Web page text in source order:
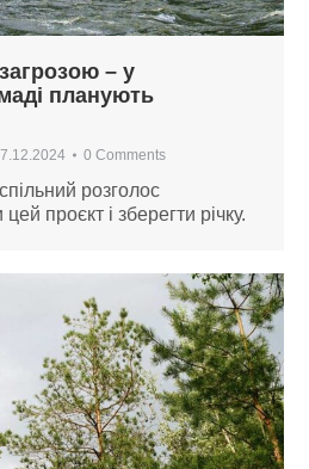
– у
планують
0 Comments
розголос
проєкт і зберегти річку.